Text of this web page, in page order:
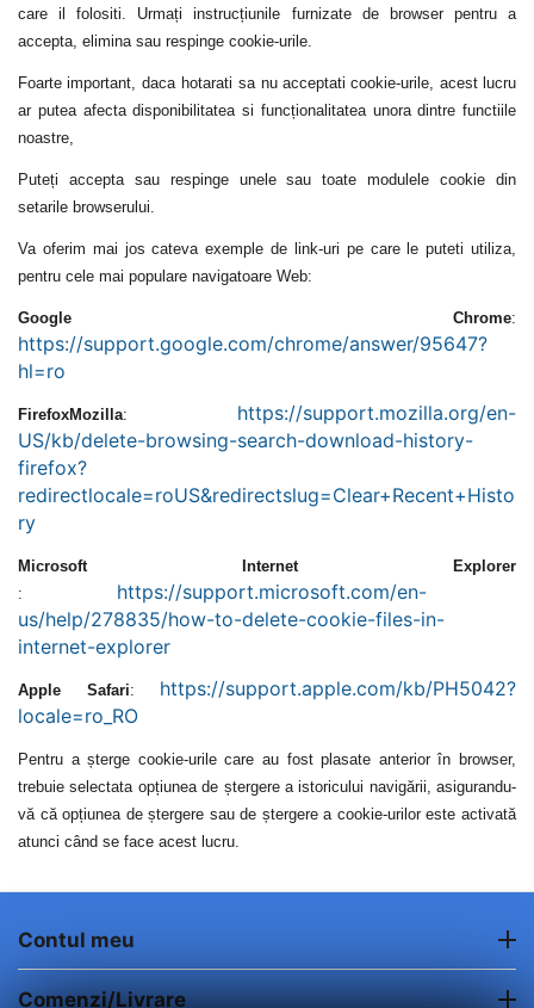
carei lfolositi. Urmați instrucțiunile furnizate de browser pentru a
accepta, elimina sau respinge cookie-urile.
Foarte important, daca hotarati sanuacceptati cookie-urile, acest lucru
ar putea afecta disponibilitatea si funcționalitatea unora dintre functiile
noastre,
Puteți accepta sau respinge unele sau toate modulele cookie din
setarile browserului.
Va oferim mai jos cateva exemple de link-uri pe care le puteti utiliza,
pentru cele mai populare navigatoare Web:
Google Chrome:
https://support.google.com/chrome/answer/95647?
hl=ro
FirefoxMozilla: https://support.mozilla.org/en-
US/kb/delete-browsing-search-download-history-
firefox?
redirectlocale=roUS&redirectslug=Clear+Recent+Histo
ry
Microsoft Internet Explorer
: https://support.microsoft.com/en-
us/help/278835/how-to-delete-cookie-files-in-
internet-explorer
Apple Safari: https://support.apple.com/kb/PH5042?
locale=ro_RO
Pentru a șterge cookie-urile care au fost plasate anterior în browser,
trebuie selectata opțiunea de ștergere a istoricului navigării, asigurandu-
vă că opțiunea de ștergere sau de ștergere a cookie-urilor este activată
atunci când se face acest lucru.
Contul meu
Comenzi/Livrare